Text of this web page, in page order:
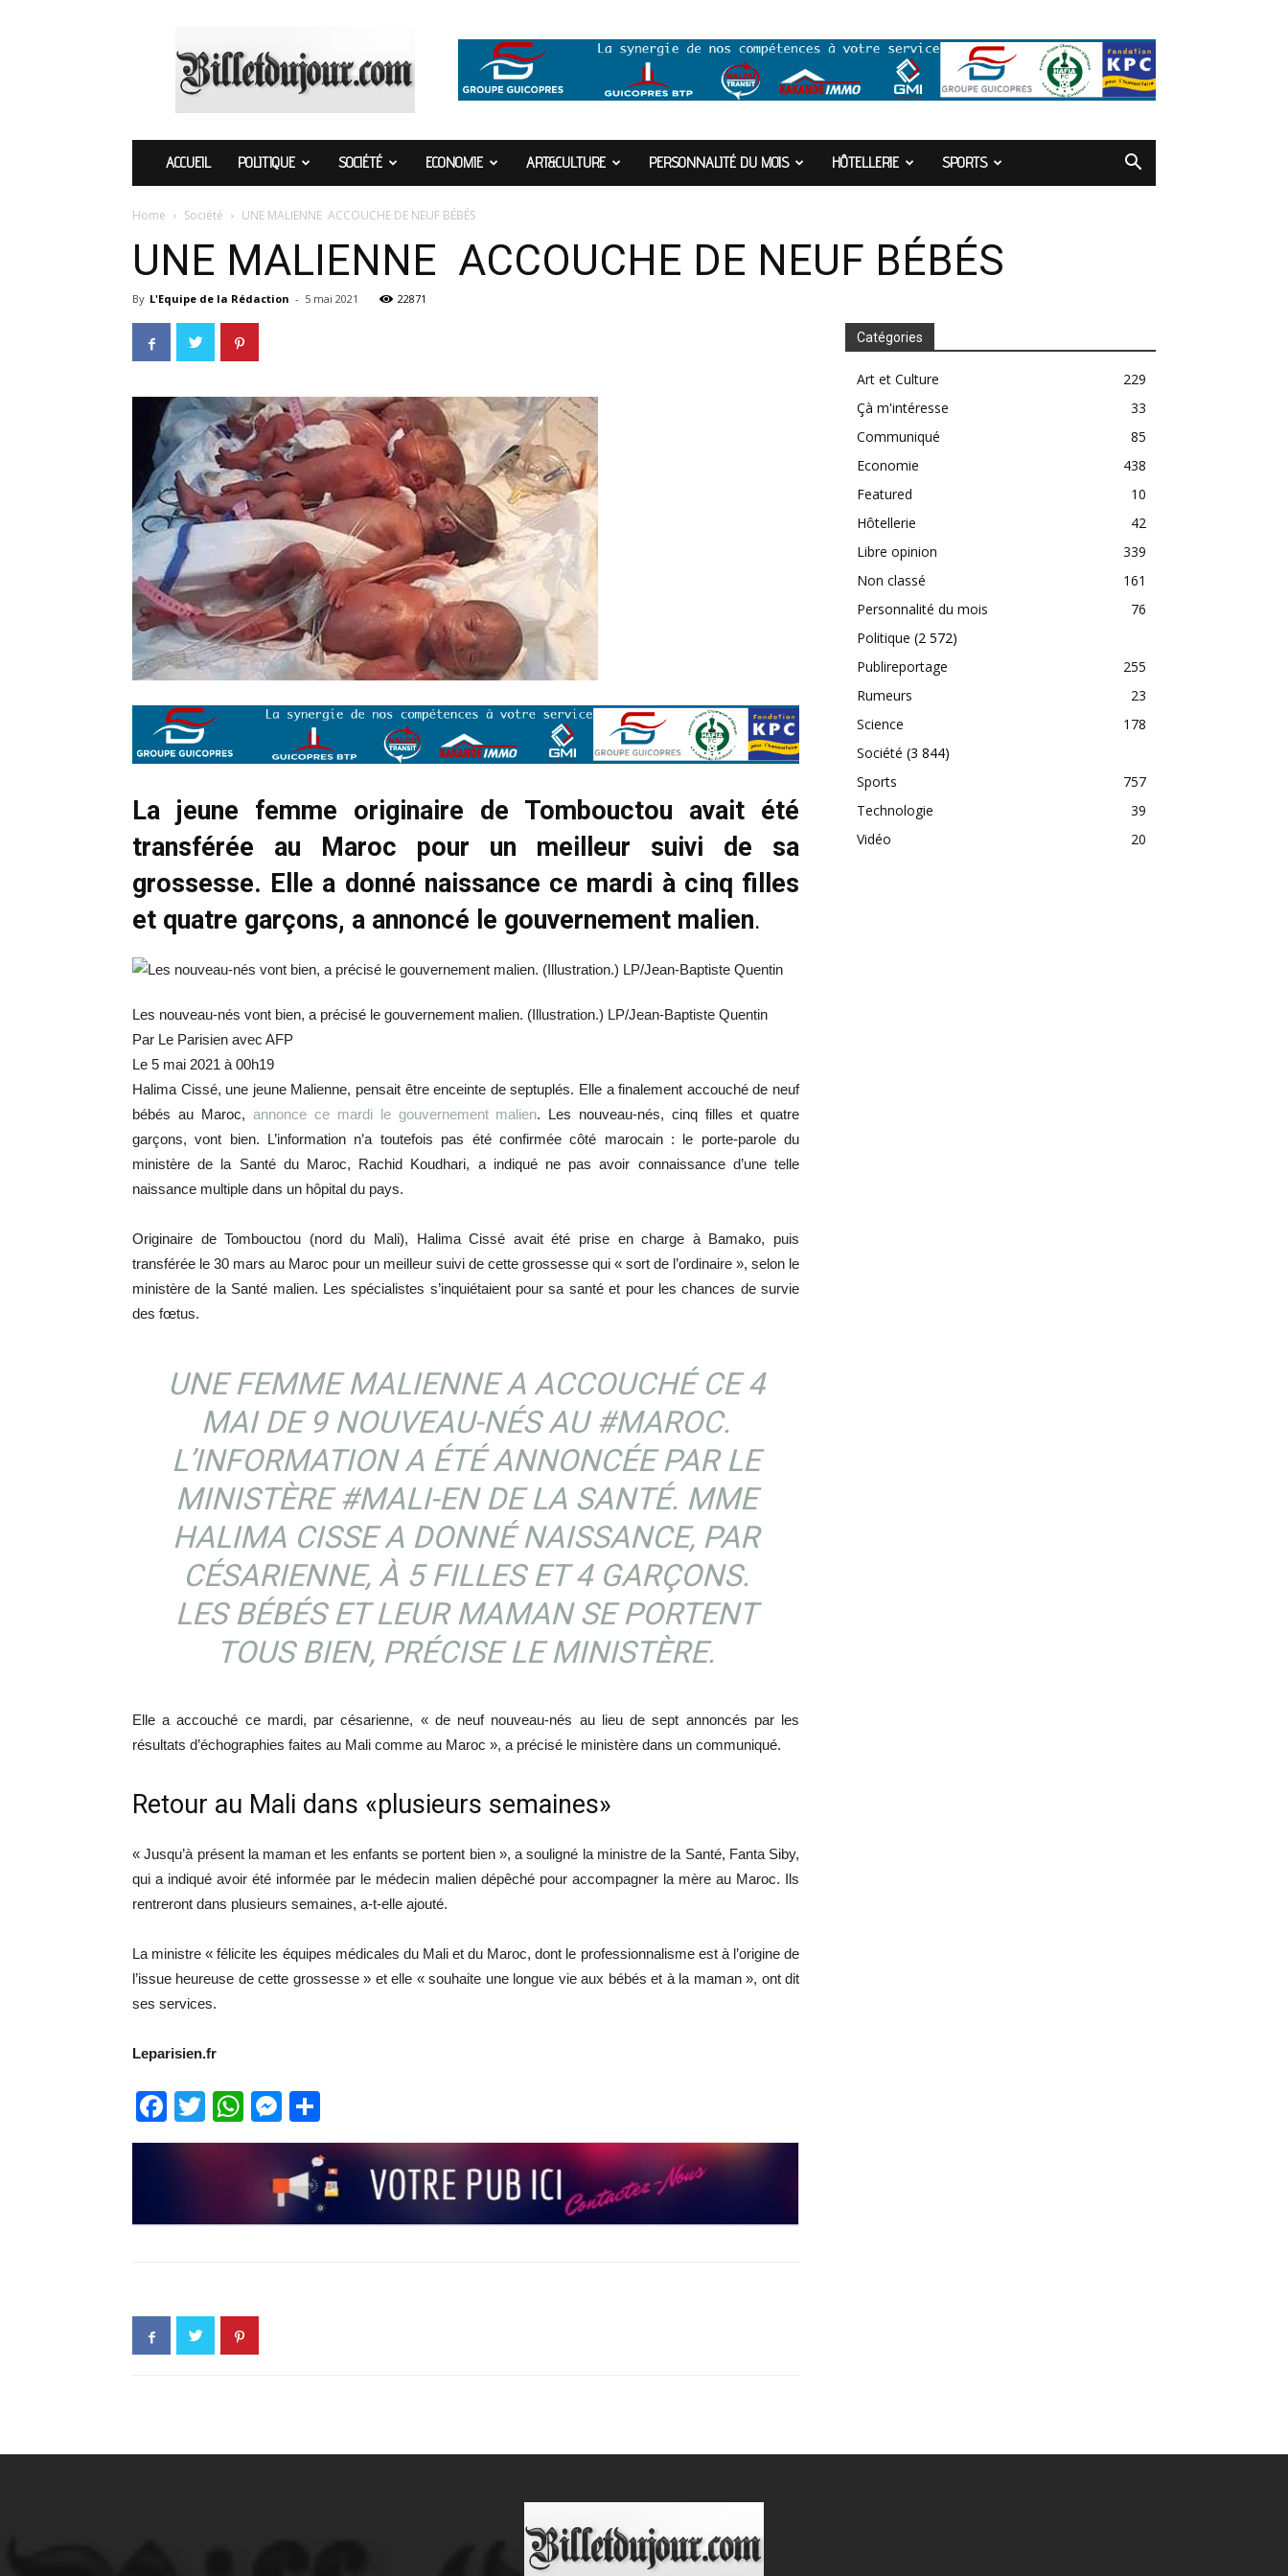
ACCUEIL POLITIQUE SOCIÉTÉ ECONOMIE ART&CULTURE PERSONNALITÉ DU MOIS HÔTELLERIE SPORTS
Home Société UNE MALIENNE ACCOUCHE DE NEUF BÉBÉS
UNE MALIENNE ACCOUCHE DE NEUF BÉBÉS
By L'Equipe de la Rédaction - 5 mai 2021 22871
La jeune femme originaire de Tombouctou avait été
transférée au Maroc pour un meilleur suivi de sa
grossesse. Elle a donné naissance ce mardi à cinq filles
et quatre garçons, a annoncé le gouvernement malien.
Les nouveau-nés vont bien, a précisé le gouvernement malien. (Illustration.) LP/Jean-Baptiste Quentin
Par Le Parisien avec AFP
Le 5 mai 2021 à 00h19
Halima Cissé, une jeune Malienne, pensait être enceinte de septuplés. Elle a finalement accouché de neuf
bébés au Maroc, annonce ce mardi le gouvernement malien. Les nouveau-nés, cinq filles et quatre
garçons, vont bien. L’information n’a toutefois pas été confirmée côté marocain : le porte-parole du
ministère de la Santé du Maroc, Rachid Koudhari, a indiqué ne pas avoir connaissance d’une telle
naissance multiple dans un hôpital du pays.
Originaire de Tombouctou (nord du Mali), Halima Cissé avait été prise en charge à Bamako, puis
transférée le 30 mars au Maroc pour un meilleur suivi de cette grossesse qui « sort de l’ordinaire », selon le
ministère de la Santé malien. Les spécialistes s’inquiétaient pour sa santé et pour les chances de survie
des fœtus.
UNE FEMME MALIENNE A ACCOUCHÉ CE 4
MAI DE 9 NOUVEAU-NÉS AU #MAROC.
L’INFORMATION A ÉTÉ ANNONCÉE PAR LE
MINISTÈRE#MALI-EN DE LA SANTÉ. MME
HALIMA CISSE A DONNÉ NAISSANCE, PAR
CÉSARIENNE, À 5 FILLES ET 4 GARÇONS.
LES BÉBÉS ET LEUR MAMAN SE PORTENT
TOUS BIEN, PRÉCISE LE MINISTÈRE.
Elle a accouché ce mardi, par césarienne, « de neuf nouveau-nés au lieu de sept annoncés par les
résultats d’échographies faites au Mali comme au Maroc », a précisé le ministère dans un communiqué.
Retour au Mali dans «plusieurs semaines»
« Jusqu’à présent la maman et les enfants se portent bien », a souligné la ministre de la Santé, Fanta Siby,
qui a indiqué avoir été informée par le médecin malien dépêché pour accompagner la mère au Maroc. Ils
rentreront dans plusieurs semaines, a-t-elle ajouté.
La ministre « félicite les équipes médicales du Mali et du Maroc, dont le professionnalisme est à l’origine de
l’issue heureuse de cette grossesse » et elle « souhaite une longue vie aux bébés et à la maman », ont dit
ses services.
Leparisien.fr
Facebook
TwitterWhatsApp
Messenger
Catégories
Art et Culture
229
Çà m'intéresse
33
Communiqué
85
Economie
438
Featured
10
Hôtellerie
42
Libre opinion
339
Non classé
161
Personnalité du mois
76
Politique (2 572)
Publireportage
255
Rumeurs
23
Science
178
Société (3 844)
Sports
757
Technologie
39
Vidéo
20